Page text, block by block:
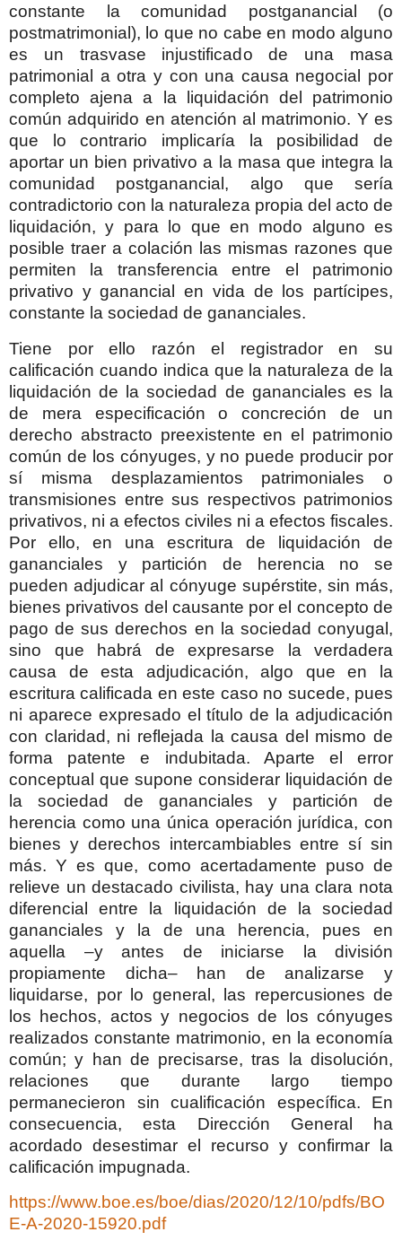
constante la comunidad postganancial (o
postmatrimonial), lo que no cabe en modo alguno
es un trasvase injustificado de una masa
patrimonial a otra y con una causa negocial por
completo ajena a la liquidación del patrimonio
común adquirido en atención al matrimonio. Y es
que lo contrario implicaría la posibilidad de
aportar un bien privativo a la masa que integra la
comunidad postganancial, algo que sería
contradictorio con la naturaleza propia del acto de
liquidación, y para lo que en modo alguno es
posible traer a colación las mismas razones que
permiten la transferencia entre el patrimonio
privativo y ganancial en vida de los partícipes,
constante la sociedad de gananciales.
Tiene por ello razón el registrador en su
calificación cuando indica que la naturaleza de la
liquidación de la sociedad de gananciales es la
de mera especificación o concreción de un
derecho abstracto preexistente en el patrimonio
común de los cónyuges, y no puede producir por
sí misma desplazamientos patrimoniales o
transmisiones entre sus respectivos patrimonios
privativos, ni a efectos civiles ni a efectos fiscales.
Por ello, en una escritura de liquidación de
gananciales y partición de herencia no se
pueden adjudicar al cónyuge supérstite, sin más,
bienes privativos del causante por el concepto de
pago de sus derechos en la sociedad conyugal,
sino que habrá de expresarse la verdadera
causa de esta adjudicación, algo que en la
escritura calificada en este caso no sucede, pues
ni aparece expresado el título de la adjudicación
con claridad, ni reflejada la causa del mismo de
forma patente e indubitada. Aparte el error
conceptual que supone considerar liquidación de
la sociedad de gananciales y partición de
herencia como una única operación jurídica, con
bienes y derechos intercambiables entre sí sin
más. Y es que, como acertadamente puso de
relieve un destacado civilista, hay una clara nota
diferencial entre la liquidación de la sociedad
gananciales y la de una herencia, pues en
aquella –y antes de iniciarse la división
propiamente dicha– han de analizarse y
liquidarse, por lo general, las repercusiones de
los hechos, actos y negocios de los cónyuges
realizados constante matrimonio, en la economía
común; y han de precisarse, tras la disolución,
relaciones que durante largo tiempo
permanecieron sin cualificación específica. En
consecuencia, esta Dirección General ha
acordado desestimar el recurso y confirmar la
calificación impugnada.
https://www.boe.es/boe/dias/2020/12/10/pdfs/BO
E-A-2020-15920.pdf